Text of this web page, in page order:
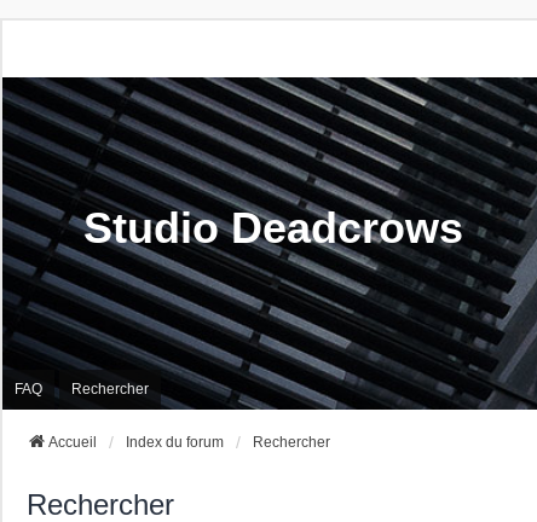
Studio Deadcrows
FAQ Rechercher
Accueil Index du forum Rechercher
Rechercher